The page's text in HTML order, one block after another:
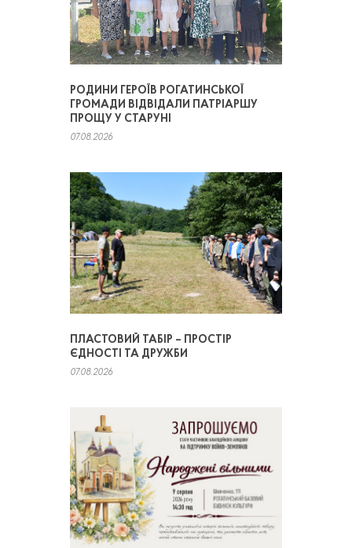
РОДИНИ ГЕРОЇВ РОГАТИНСЬКОЇ
ГРОМАДИ ВІДВІДАЛИ ПАТРІАРШУ
ПРОЩУ У СТАРУНІ
07.08.2026
ПЛАСТОВИЙ ТАБІР – ПРОСТІР
ЄДНОСТІ ТА ДРУЖБИ
07.08.2026